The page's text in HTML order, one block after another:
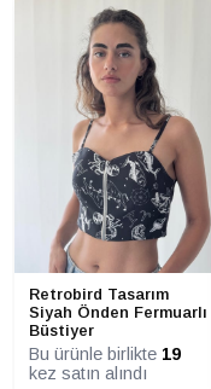
Retrobird Tasarım
Siyah Önden Fermuarlı
Büstiyer
Bu ürünle birlikte 19
kez satın alındı